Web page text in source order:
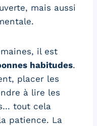
mais aussi
il est
habitudes.
placer les
à lire les
tout cela
patience. La